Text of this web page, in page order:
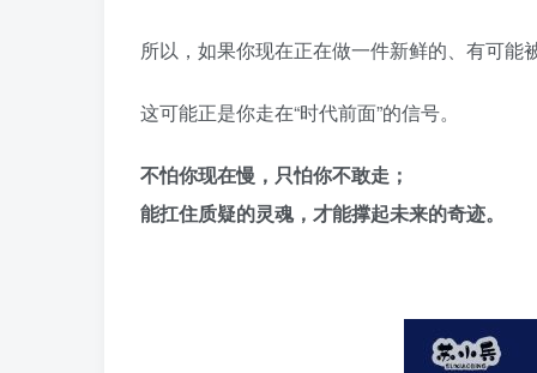
所以，如果你现在正在做一件新鲜的、有可能
这可能正是你走在“时代前面”的信号。
不怕你现在慢，只怕你不敢走；
能扛住质疑的灵魂，才能撑起未来的奇迹。